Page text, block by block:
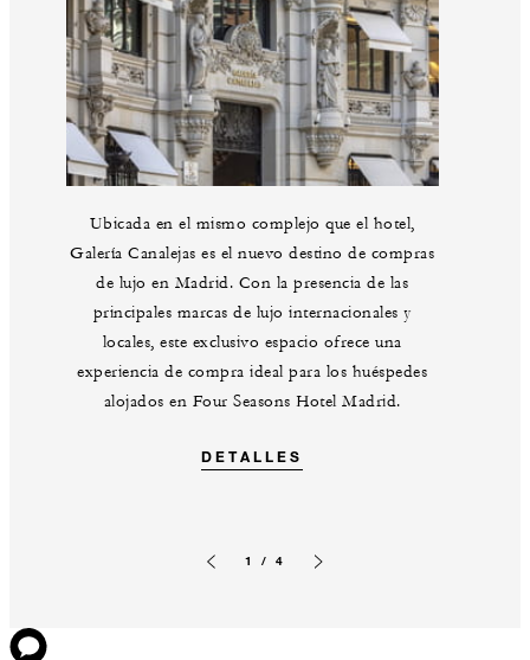
Ubicada en el mismo complejo que el hotel,
Galería Canalejas es el nuevo destino de compras
de lujo en Madrid. Con la presencia de las
principales marcas de lujo internacionales y
locales, este exclusivo espacio ofrece una
experiencia de compra ideal para los huéspedes
alojados en Four Seasons Hotel Madrid.
DETALLES
1 / 4